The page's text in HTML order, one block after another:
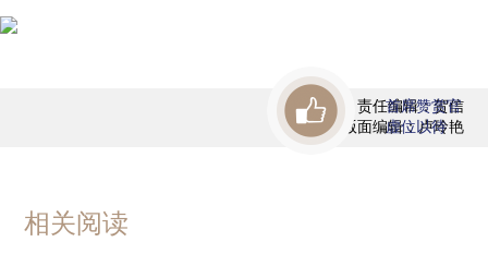
责任编辑：贺信
版面编辑：卢玲艳
首席赞赏官
虚位以待
相关阅读